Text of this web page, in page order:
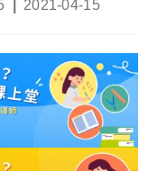
Post
2021-04-15